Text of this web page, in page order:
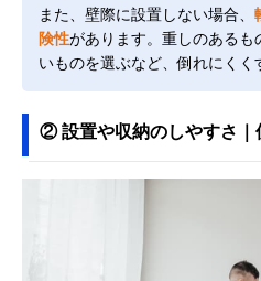
また、壁際に設置しない場合、
険性があります。重しのある
いものを選ぶなど、倒れにくく
② 設置や収納のしやすさ｜